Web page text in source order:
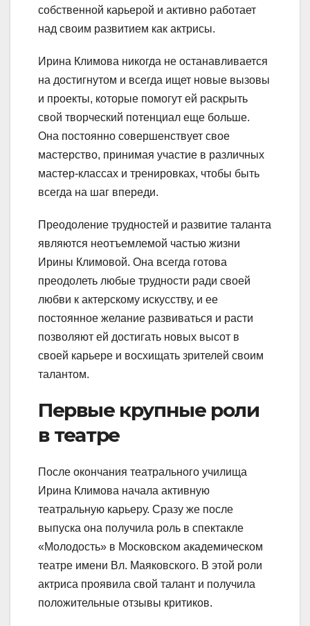
собственной карьерой и активно работает
над своим развитием как актрисы.
Ирина Климова никогда не останавливается
на достигнутом и всегда ищет новые вызовы
и проекты, которые помогут ей раскрыть
свой творческий потенциал еще больше.
Она постоянно совершенствует свое
мастерство, принимая участие в различных
мастер-классах и тренировках, чтобы быть
всегда на шаг впереди.
Преодоление трудностей и развитие таланта
являются неотъемлемой частью жизни
Ирины Климовой. Она всегда готова
преодолеть любые трудности ради своей
любви к актерскому искусству, и ее
постоянное желание развиваться и расти
позволяют ей достигать новых высот в
своей карьере и восхищать зрителей своим
талантом.
Первые крупные роли
в театре
После окончания театрального училища
Ирина Климова начала активную
театральную карьеру. Сразу же после
выпуска она получила роль в спектакле
«Молодость» в Московском академическом
театре имени Вл. Маяковского. В этой роли
актриса проявила свой талант и получила
положительные отзывы критиков.